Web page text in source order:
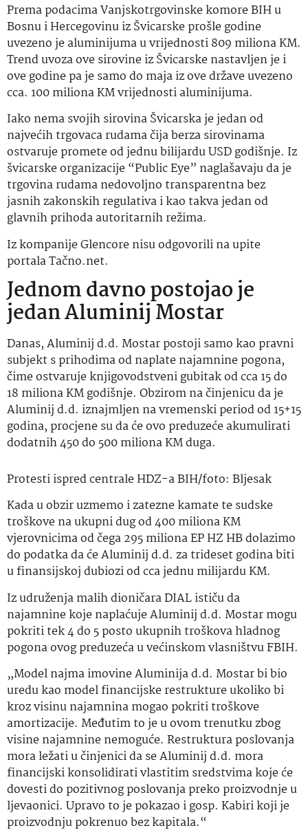
Prema podacima Vanjskotrgovinske komore BIH u
Bosnu i Hercegovinu iz Švicarske prošle godine
uvezeno je aluminijuma u vrijednosti 809 miliona KM.
Trend uvoza ove sirovine iz Švicarske nastavljen je i
ove godine pa je samo do maja iz ove države uvezeno
cca. 100 miliona KM vrijednosti aluminijuma.
Iako nema svojih sirovina Švicarska je jedan od
najvećih trgovaca rudama čija berza sirovinama
ostvaruje promete od jednu bilijardu USD godišnje. Iz
švicarske organizacije “Public Eye” naglašavaju da je
trgovina rudama nedovoljno transparentna bez
jasnih zakonskih regulativa i kao takva jedan od
glavnih prihoda autoritarnih režima.
Iz kompanije Glencore nisu odgovorili na upite
portala Tačno.net.
Jednom davno postojao je
jedan Aluminij Mostar
Danas, Aluminij d.d. Mostar postoji samo kao pravni
subjekt s prihodima od naplate najamnine pogona,
čime ostvaruje knjigovodstveni gubitak od cca 15 do
18 miliona KM godišnje. Obzirom na činjenicu da je
Aluminij d.d. iznajmljen na vremenski period od 15+15
godina, procjene su da će ovo preduzeće akumulirati
dodatnih 450 do 500 miliona KM duga.
Protesti ispred centrale HDZ-a BIH/foto: Bljesak
Kada u obzir uzmemo i zatezne kamate te sudske
troškove na ukupni dug od 400 miliona KM
vjerovnicima od čega 295 miliona EP HZ HB dolazimo
do podatka da će Aluminij d.d. za trideset godina biti
u finansijskoj dubiozi od cca jednu milijardu KM.
Iz udruženja malih dioničara DIAL ističu da
najamnine koje naplaćuje Aluminij d.d. Mostar mogu
pokriti tek 4 do 5 posto ukupnih troškova hladnog
pogona ovog preduzeća u većinskom vlasništvu FBIH.
„Model najma imovine Aluminija d.d. Mostar bi bio
uredu kao model financijske restrukture ukoliko bi
kroz visinu najamnina mogao pokriti troškove
amortizacije. Međutim to je u ovom trenutku zbog
visine najamnine nemoguće. Restruktura poslovanja
mora ležati u činjenici da se Aluminij d.d. mora
financijski konsolidirati vlastitim sredstvima koje će
dovesti do pozitivnog poslovanja preko proizvodnje u
ljevaonici. Upravo to je pokazao i gosp. Kabiri koji je
proizvodnju pokrenuo bez kapitala.“